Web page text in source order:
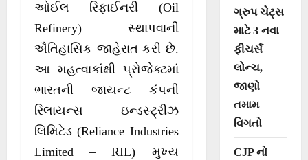
ઓઈલ રિફાઈનરી (Oil
Refinery) સ્થાપવાની
ઐતિહાસિક જાહેરાત કરી છે.
આ મહત્વાકાંક્ષી પ્રોજેક્ટમાં
ભારતની જાયન્ટ કંપની
રિલાયન્સ ઇન્ડસ્ટ્રીઝ
લિમિટેડ (Reliance Industries
Limited – RIL) મુખ્ય
ગ્રુપ ચેટ્સ
માટે 3 નવા
ફીચર્સ
લોન્ચ,
જાણો
તમામ
વિગતો
CJP નો